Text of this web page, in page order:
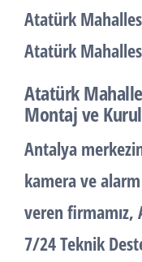
Atatürk
Atatürk
Atatürk
Montaj ve
Antalya
kamera ve
veren firmamız,
7/24 Teknik